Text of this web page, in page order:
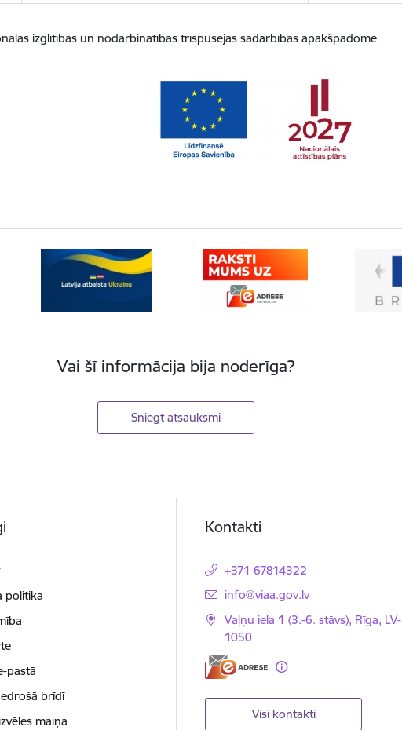
izglītības un nodarbinātības trīspusējās sadarbības apakšpadome
Vai šī informācija bija noderīga?
Sniegt atsauksmi
politika
pastā
brīdī
maiņa
Kontakti
+371 67814322
E-pasts:
info@viaa.gov.lv
Vaļņu iela 1 (3.-6. stāvs), Rīga, LV-
1050
Visi kontakti